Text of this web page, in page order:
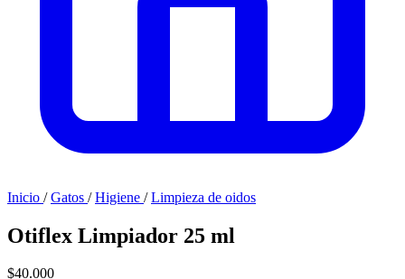
Inicio / Gatos / Higiene / Limpieza de oidos
Otiflex Limpiador 25 ml
$40.000